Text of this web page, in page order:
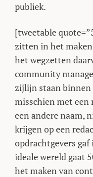
publiek.
[tweetable
zitten in het
het wegzetten
community
zijlijn staan binnen
misschien met een
een andere naam,
krijgen op een
opdrachtgevers
ideale wereld gaat
het maken van